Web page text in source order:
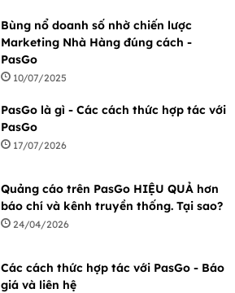
Bùng nổ doanh số nhờ chiến lược
Marketing Nhà Hàng đúng cách -
PasGo
10/07/2025
PasGo là gì - Các cách thức hợp tác với
PasGo
17/07/2026
Quảng cáo trên PasGo HIỆU QUẢ hơn
báo chí và kênh truyền thống. Tại sao?
24/04/2026
Các cách thức hợp tác với PasGo - Báo
giá và liên hệ